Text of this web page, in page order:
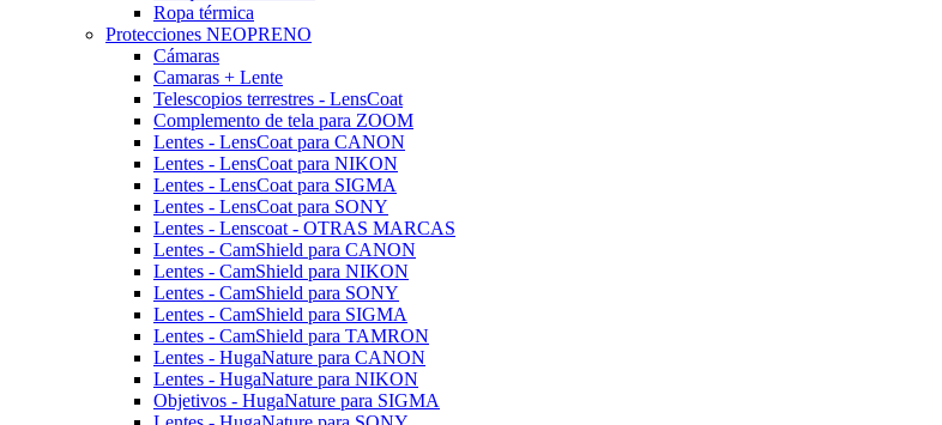
Ropa térmica
Protecciones NEOPRENO
Cámaras
Camaras + Lente
Telescopios terrestres - LensCoat
Complemento de tela para ZOOM
Lentes - LensCoat para CANON
Lentes - LensCoat para NIKON
Lentes - LensCoat para SIGMA
Lentes - LensCoat para SONY
Lentes - Lenscoat - OTRAS MARCAS
Lentes - CamShield para CANON
Lentes - CamShield para NIKON
Lentes - CamShield para SONY
Lentes - CamShield para SIGMA
Lentes - CamShield para TAMRON
Lentes - HugaNature para CANON
Lentes - HugaNature para NIKON
Objetivos - HugaNature para SIGMA